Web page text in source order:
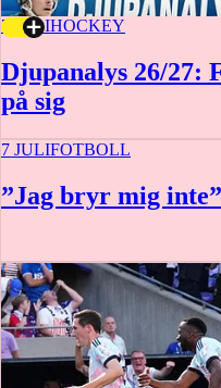
7 JULIHOCKEY
Djupanalys 26/27:
på sig
7 JULIFOTBOLL
”Jag bryr mig inte”